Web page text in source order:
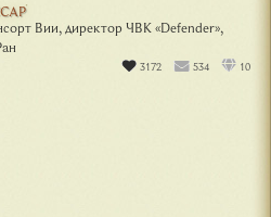
Вии, директор ЧВК «Defender»,
3172 534 10